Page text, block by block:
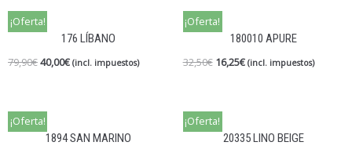
¡Oferta!
176 LÍBANO
79,90€40,00€ (incl. impuestos)
¡Oferta!
180010 APURE
32,50€ 16,25€ (incl. impuestos)
¡Oferta!
1894 SAN MARINO
¡Oferta!
20335 LINO BEIGE